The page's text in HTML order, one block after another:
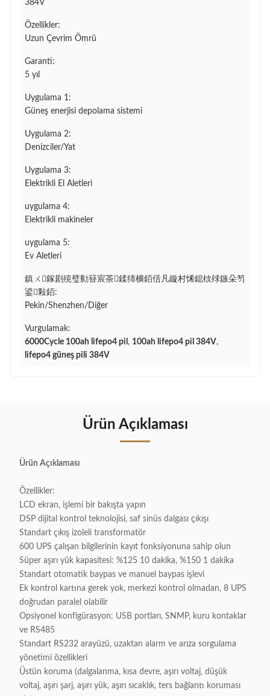
384V
Özellikler:
Uzun Çevrim Ömrü
Garanti:
5 yıl
Uygulama 1:
Güneş enerjisi depolama sistemi
Uygulama 2:
Denizciler/Yat
Uygulama 3:
Elektrikli El Aletleri
uygulama 4:
Elektrikli makineler
uygulama 5:
Ev Aletleri
鎮ㄨ鎵剧殑璧勬簮宸茶鍒犻櫎銆佸凡鏇村悕鎴栨殏鏃朵笉
鍙敤銆:
Pekin/Shenzhen/Diğer
Vurgulamak:
6000Cycle 100ah lifepo4 pil , 100ah lifepo4 pil 384V,
lifepo4 güneş pili 384V
Ürün Açıklaması
Ürün Açıklaması
Özellikler:
LCD ekran, işlemi bir bakışta yapın
DSP dijital kontrol teknolojisi, saf sinüs dalgası çıkışı
Standart çıkış izoleli transformatör
600 UPS çalışan bilgilerinin kayıt fonksiyonuna sahip olun
Süper aşırı yük kapasitesi: %125 10 dakika, %150 1 dakika
Standart otomatik baypas ve manuel baypas işlevi
Ek kontrol kartına gerek yok, merkezi kontrol olmadan, 8 UPS
doğrudan paralel olabilir
Opsiyonel konfigürasyon: USB portları, SNMP, kuru kontaklar
ve RS485
Standart RS232 arayüzü, uzaktan alarm ve arıza sorgulama
yönetimi özellikleri
Üstün koruma (dalgalanma, kısa devre, aşırı voltaj, düşük
voltaj, aşırı şarj, aşırı yük, aşırı sıcaklık, ters bağlantı koruması